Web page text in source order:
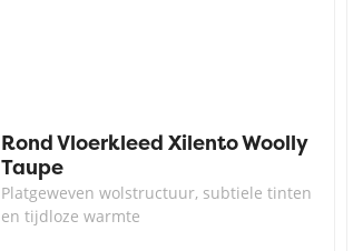
Rond Vloerkleed Xilento Woolly
Taupe
Platgeweven wolstructuur, subtiele tinten
en tijdloze warmte